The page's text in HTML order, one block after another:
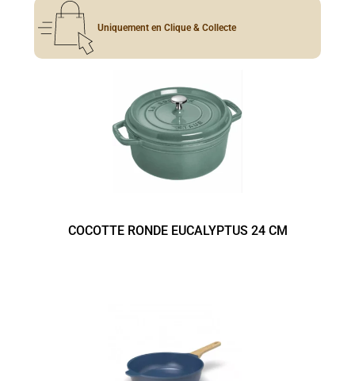
Uniquement en Clique & Collecte
COCOTTE RONDE EUCALYPTUS 24 CM